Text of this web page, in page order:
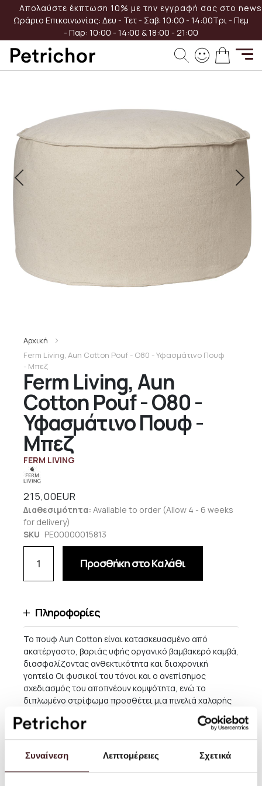
Συναίνεση Λεπτομέρειες Σχετικά
Μετάβαση
στο
Απολαύστε έκπτωση 10% με την εγγραφή σας στο
Ωράριο Επικοινωνίας: Δευ - Τετ - Σαβ: 10:00 - 14:00Τρι - Πεμ
- Παρ: 10:00 - 14:00 & 18:00 - 21:00
Το
Ferm Living, Aun
Cotton Pouf - O80 -
Υφασμάτινο Πουφ -
Μπεζ
FERM LIVING
Αρχική
Ferm Living, Aun Cotton Pouf - O80 - Υφασμάτινο Πουφ
- Μπεζ
Διαθεσιμότητα: Available to order (Allow 4 - 6 weeks
for delivery)
SKU PE00000015813
215,00EUR
Προσθήκη στο Καλάθι
Πληροφορίες
Το πουφ Aun Cotton είναι κατασκευασμένο από
ακατέργαστο, βαριάς υφής οργανικό βαμβακερό καμβά,
διασφαλίζοντας ανθεκτικότητα και διαχρονική
γοητεία Οι φυσικοί του τόνοι και ο ανεπίσημος
σχεδιασμός του αποπνέουν κομψότητα, ενώ το
διπλωμένο στρίφωμα προσθέτει μια πινελιά χαλαρής
φινέτσας. Γεμισμένο με μαλακές ελαφριές μικροπέρλες
που προσαρμόζονται άψογα στο σώμα,
προσφέροντας ασύγκριτη άνεση σε κάθε περιβάλλον.
Μέγεθος Ø 80 x Υ 40 εκ
Μετάβαση
στο